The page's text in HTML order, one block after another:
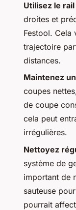
Utilisez le
droites et
Festool. Cela
trajectoire
distances.
Maintenez
coupes
de coupe
cela peut
irrégulières.
Nettoyez
système de
important de
sauteuse
pourrait